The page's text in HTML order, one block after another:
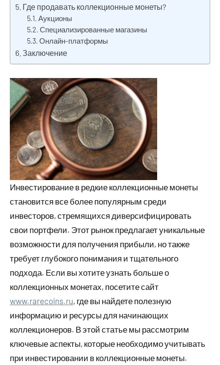
Где продавать коллекционные монеты?
Аукционы
Специализированные магазины
Онлайн-платформы
Заключение
Инвестирование в редкие коллекционные монеты
становится все более популярным среди
инвесторов, стремящихся диверсифицировать
свои портфели. Этот рынок предлагает уникальные
возможности для получения прибыли, но также
требует глубокого понимания и тщательного
подхода. Если вы хотите узнать больше о
коллекционных монетах, посетите сайт
www.rarecoins.ru, где вы найдете полезную
информацию и ресурсы для начинающих
коллекционеров. В этой статье мы рассмотрим
ключевые аспекты, которые необходимо учитывать
при инвестировании в коллекционные монеты.